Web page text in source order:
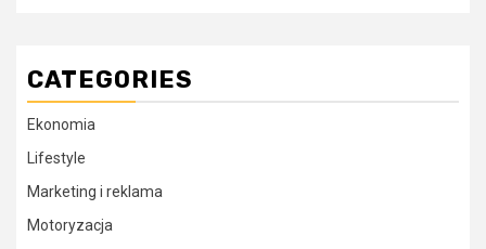
CATEGORIES
Ekonomia
Lifestyle
Marketing i reklama
Motoryzacja